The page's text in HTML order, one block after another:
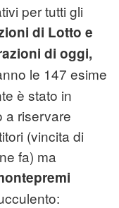
per tutti gli
di Lotto e
di oggi,
le 147 esime
è stato in
a riservare
(vincita di
fa) ma